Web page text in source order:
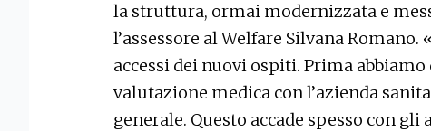
la struttura, ormai modernizzata e
l’assessore al Welfare Silvana
accessi dei nuovi ospiti. Prima
valutazione medica con l’azienda
generale. Questo accade spesso con gli